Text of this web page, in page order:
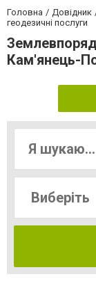
Головна Довідник
геодезичні послуги
Кам'янець-